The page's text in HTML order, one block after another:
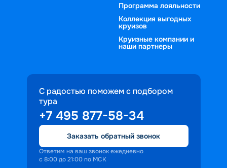
Программа лояльности
Коллекция выгодных
круизов
Круизные компании и
наши партнеры
С радостью поможем с подбором
тура
+7 495 877-58-34
Заказать обратный звонок
Ответим на ваш звонок ежедневно
с 8:00 до 21:00 по МСК